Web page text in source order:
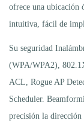
ofrece una ubicación
intuitiva, fácil de
Su seguridad
(WPA/WPA2),
ACL, Rogue AP
Scheduler.
precisión la